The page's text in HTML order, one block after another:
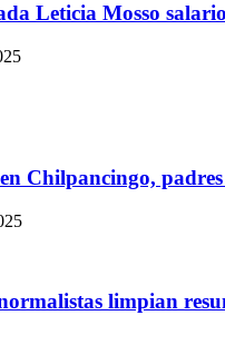
Leticia Mosso
Chilpancingo,
limpian